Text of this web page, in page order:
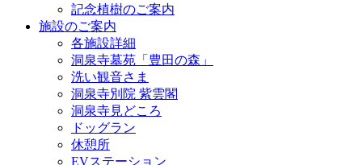
記念植樹のご案内
施設のご案内
各施設詳細
洞泉寺墓苑「豊田の森」
洗い観音さま
洞泉寺別院 紫雲閣
洞泉寺見どころ
ドッグラン
休憩所
EVステーション